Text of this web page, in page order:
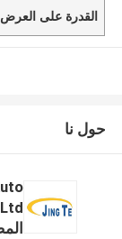
القدرة على العرض
حول نا